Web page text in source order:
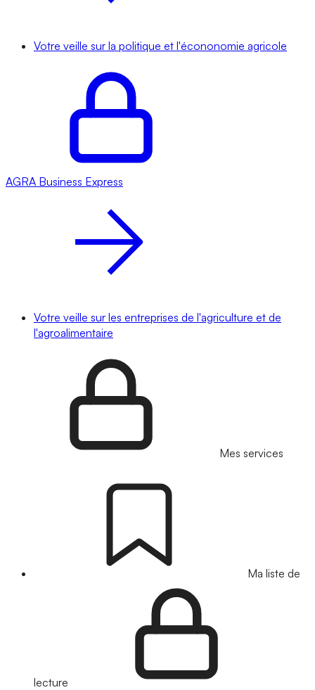
Votre veille sur la politique et l'écononomie agricole
AGRA Business Express
Votre veille sur les entreprises de l'agriculture et de
l'agroalimentaire
Mes services
Ma liste de
lecture